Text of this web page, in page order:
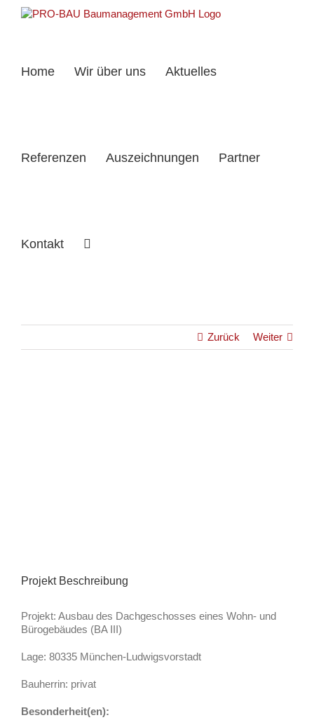
Inhalt
Home Wir über uns Aktuelles
Referenzen Auszeichnungen Partner
Kontakt
Zurück Weiter
Projekt Beschreibung
Projekt: Ausbau des Dachgeschosses eines Wohn- und
Bürogebäudes (BA III)
Lage: 80335 München-Ludwigsvorstadt
Bauherrin: privat
Besonderheit(en):